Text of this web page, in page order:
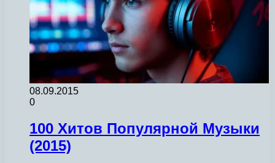
08.09.2015
0
100 Хитов Популярной Музыки
(2015)